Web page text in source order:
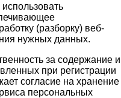
(разборку) веб-
нужных данных.
за содержание и
при регистрации
согласие на хранение
персональных